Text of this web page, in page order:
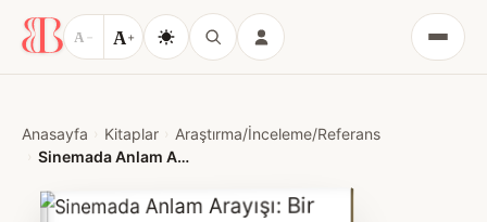
A − A+
Menü
Anasayfa Kitaplar
Araştırma/İnceleme/Referans
Sinemada Anlam Arayışı: Bir Otoetnografik Yaklaşım